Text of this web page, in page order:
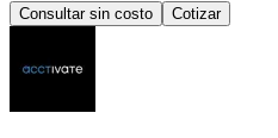
Consultar sin costo Cotizar